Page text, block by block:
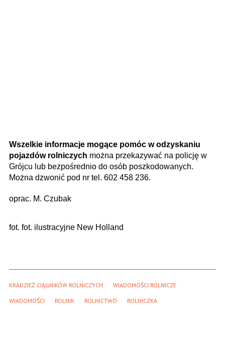
Wszelkie informacje mogące pomóc w odzyskaniu
pojazdów rolniczych można przekazywać na policję w
Grójcu lub bezpośrednio do osób poszkodowanych.
Można dzwonić pod nr tel. 602 458 236.
oprac. M. Czubak
fot. fot. ilustracyjne New Holland
KRADZIEŻ CIĄGNIKÓW ROLNICZYCH WIADOMOŚCI ROLNICZE
WIADOMOŚCI ROLNIK ROLNICTWO ROLNICZKA